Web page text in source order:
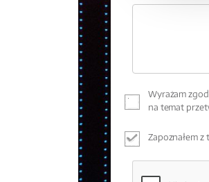
Wyrażam
na temat
Zapoznałem z